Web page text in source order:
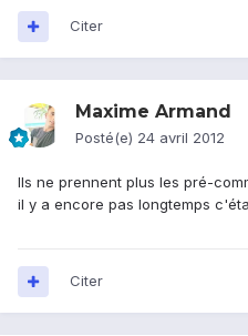
Citer
Maxime Armand
Posté(e) 24 avril 2012
Ils ne prennent plus les pré-
il y a encore pas longtemps
Citer